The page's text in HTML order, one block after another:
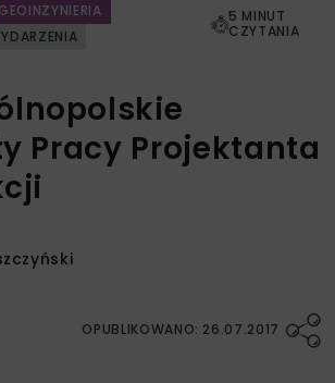
GEOINŻYNIERIA
5 MINUT
CZYTANIA
Pracy Projektanta
OPUBLIKOWANO: 26.07.2017